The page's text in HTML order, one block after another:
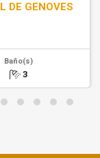
DE GENOVES
Baño(s)
3